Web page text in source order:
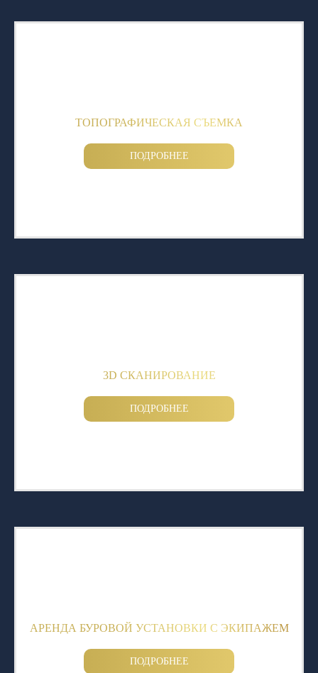
ТОПОГРАФИЧЕСКАЯ СЪЕМКА
ПОДРОБНЕЕ
3D СКАНИРОВАНИЕ
ПОДРОБНЕЕ
АРЕНДА БУРОВОЙ УСТАНОВКИ С ЭКИПАЖЕМ
ПОДРОБНЕЕ